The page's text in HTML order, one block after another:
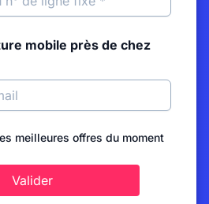
mobile près de chez
meilleures offres du moment
Valider